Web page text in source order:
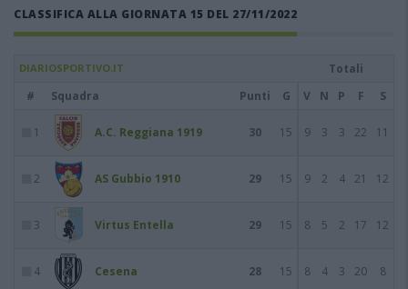
CLASSIFICA ALLA GIORNATA 15 DEL 27/11/2022
DIARIOSPORTIVO.IT
Totali
#
Squadra Punti G V N P F S
1 A.C. Reggiana 1919 30 15 9 3 3 22 11
2 AS Gubbio 1910 29 15 9 2 4 21 12
3 Virtus Entella 29 15 8 5 2 17 12
4 Cesena 28 15 8 4 3 20 8